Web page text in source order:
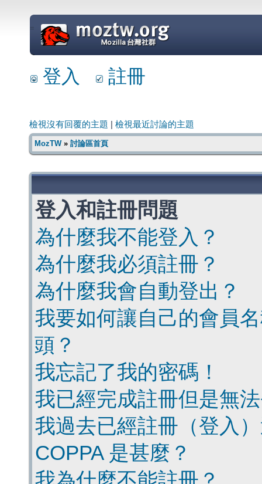
=
登入 註冊
檢視沒有回覆的主題 檢視最近討論的主題
MozTW» 討論區首頁
登入和註冊問題
為什麼我不能登入？
為什麼我必須註冊？
為什麼我會自動登出？
我要如何讓自己的會員
頭？
我忘記了我的密碼！
我已經完成註冊但是無
我過去已經註冊（登入
COPPA 是甚麼？